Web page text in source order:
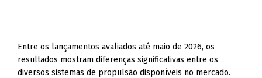
Entre os lançamentos avaliados até maio de 2026, os
resultados mostram diferenças significativas entre os
diversos sistemas de propulsão disponíveis no mercado.